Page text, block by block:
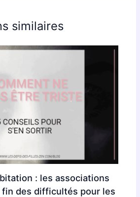
similaires
: les associations
fin des difficultés pour les